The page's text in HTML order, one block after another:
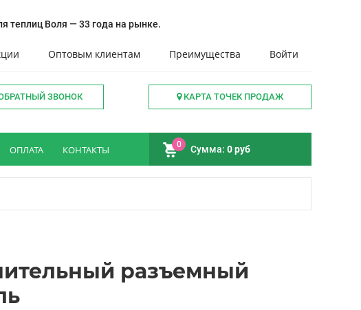
теплиц Воля — 33 года на рынке.
Оптовым клиентам Преимущества Войти
КАРТА ТОЧЕК ПРОДАЖ
ЗВОНОК
ОПЛАТА КОНТАКТЫ 0 Сумма: 0 руб
разъемный